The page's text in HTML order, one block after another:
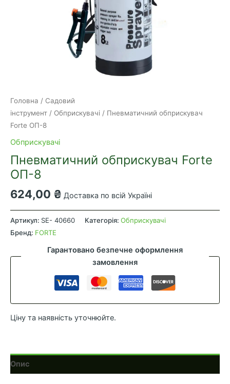
Головна / Садовий
інструмент / Обприскувачі / Пневматичний обприскувач
Forte ОП-8
Обприскувачі
Пневматичний обприскувач Forte
ОП-8
624,00 ₴ Доставка по всій Україні
Пневматичний
обприскувач
Forte
кількість
Артикул: SE- 40660 Категорія: Обприскувачі
Бренд: FORTE
Гарантовано безпечне оформлення
замовлення
Ціну та наявність уточнюйте.
Опис